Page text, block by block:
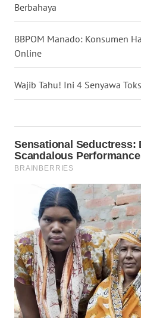
Berbahaya
BBPOM Manado: Konsumen
Online
Wajib Tahu! Ini 4 Senyawa
WN
WN
JOGJA
WN
WN
BALI
WN
KALBAR
WN
KALTENG
WN
KALTARA